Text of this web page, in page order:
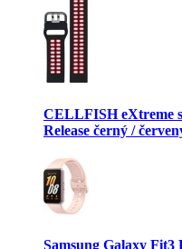
CELLFISH eXtreme
Release černý /
Samsung Galaxy Fit3